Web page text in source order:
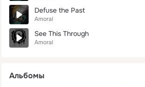
Defuse the Past
Amoral
See This Through
Amoral
Альбомы